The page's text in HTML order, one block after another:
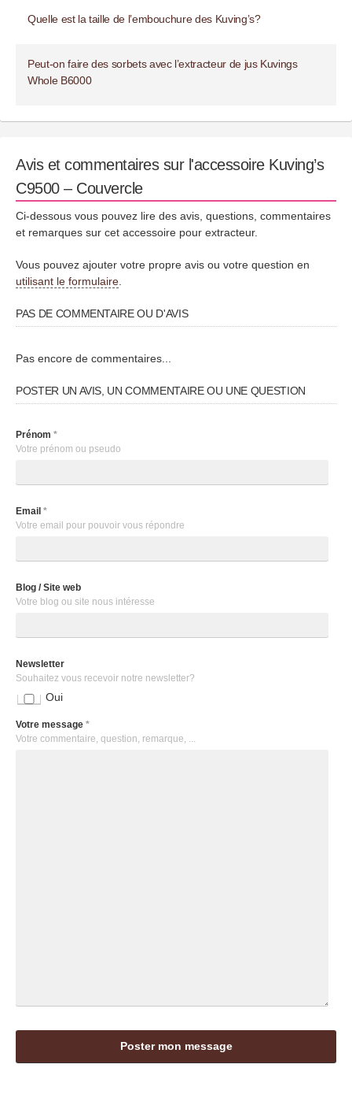
Quelle est la taille de l’embouchure des Kuving’s?
Peut-on faire des sorbets avec l’extracteur de jus Kuvings
Whole B6000
Avis et commentaires sur l'accessoire Kuving’s
C9500 – Couvercle
Ci-dessous vous pouvez lire des avis, questions, commentaires
et remarques sur cet accessoire pour extracteur.
Vous pouvez ajouter votre propre avis ou votre question en
utilisant le formulaire
PAS DE COMMENTAIRE OU D'AVIS
Pas encore de commentaires...
POSTER UN AVIS, UN COMMENTAIRE OU UNE QUESTION
Prénom *
Votre prénom ou pseudo
Email *
Votre email pour pouvoir vous répondre
Blog / Site web
Votre blog ou site nous intéresse
Newsletter
Souhaitez vous recevoir notre newsletter?
Oui
Votre message *
Votre commentaire, question, remarque, ...